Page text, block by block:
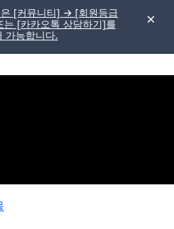
[커뮤니티] → [회원등급
는 [카카오톡 상담하기]를
가능합니다.